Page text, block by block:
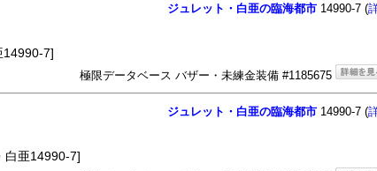
ジュレット・白亜の臨海都市 14990-7 (
14990-7]
極限データベース バザー・未練金装備 #1185675
ジュレット・白亜の臨海都市 14990-7 (
白亜14990-7]